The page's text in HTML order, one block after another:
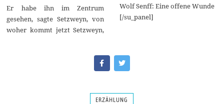
Er habe ihn im Zentrum
gesehen, sagte Setzweyn, von
woher kommt jetzt Setzweyn,
Wolf Senff: Eine offene Wunde
[/su_panel]
ERZÄHLUNG